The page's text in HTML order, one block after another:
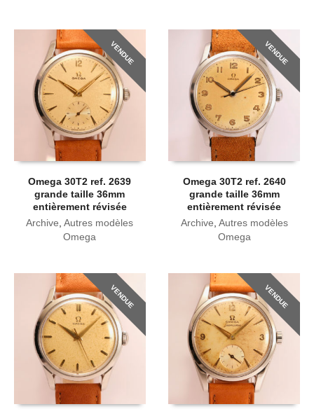
VENDUE
Omega 30T2 ref. 2639
grande taille 36mm
entièrement révisée
Archive ,Autres modèles
Omega
VENDUE
Omega 30T2 ref. 2640
grande taille 36mm
entièrement révisée
Archive Autres modèles
Omega
VENDUE VENDUE